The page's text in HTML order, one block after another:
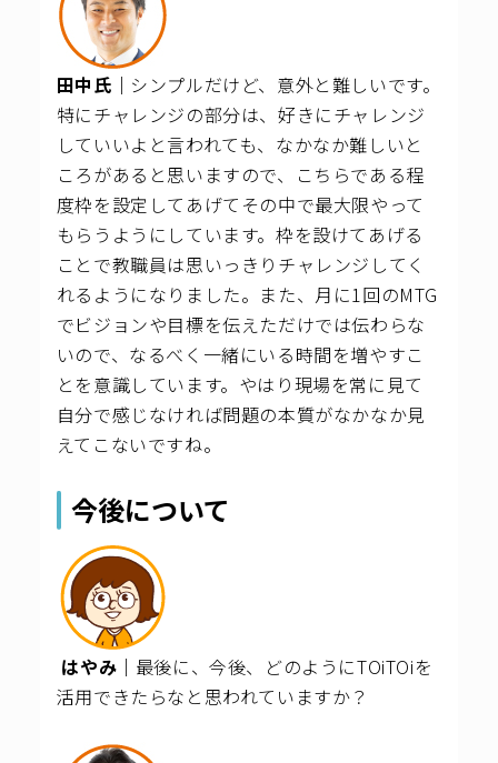
田中氏｜ シンプルだけど、意外と難しいです。
特にチャレンジの部分は、好きにチャレンジ
していいよと言われても、なかなか難しいと
ころがあると思いますので、こちらである程
度枠を設定してあげてその中で最大限やって
もらうようにしています。枠を設けてあげる
ことで教職員は思いっきりチャレンジしてく
れるようになりました。 また、月に1回のMTG
でビジョンや目標を伝えただけでは伝わらな
いので、なるべく一緒にいる時間を増やすこ
とを意識しています。やはり現場を常に見て
自分で感じなければ問題の本質がなかなか見
えてこないですね。
今後について
はやみ｜ 最後に、今後、どのようにTOiTOiを
活用できたらなと思われていますか？